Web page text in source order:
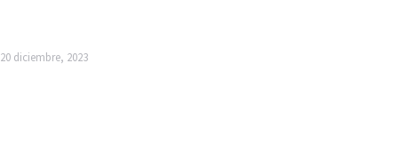
20 diciembre, 2023